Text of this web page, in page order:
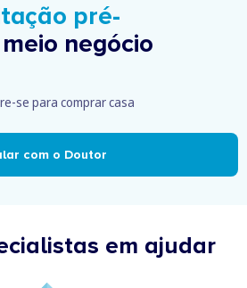
pré-
meio negócio
se para comprar casa
com o Doutor
em ajudar